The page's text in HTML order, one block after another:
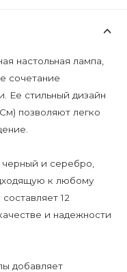
настольная лампа,
сочетание
Ее стильный дизайн
позволяют легко
черный и серебро,
к любому
12
и надежности
добавляет